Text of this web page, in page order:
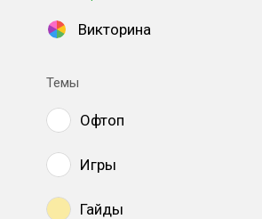
Викторина
Темы
Офтоп
Игры
Гайды